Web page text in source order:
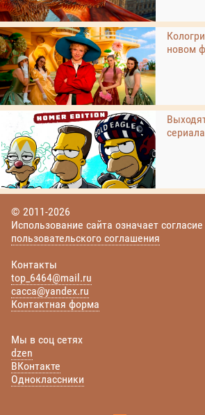
новом
© 2011-2026
Использование сайта означает
пользовательского соглашения
Контакты
top_6464@mail.ru
cacca@yandex.ru
Контактная форма
Мы в соц сетях
dzen
ВКонтакте
Одноклассники